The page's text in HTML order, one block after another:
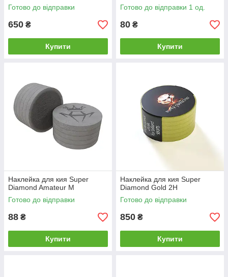
Готово до відправки
650 ₴
Купити
Готово до відправки 1 од.
80 ₴
Купити
Наклейка для кия Super
Diamond Amateur М
Готово до відправки
88 ₴
Купити
Наклейка для кия Super
Diamond Gold 2H
Готово до відправки
850 ₴
Купити